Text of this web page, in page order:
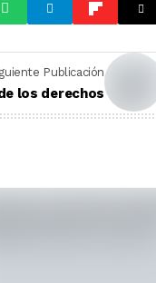
Publicación
los derechos